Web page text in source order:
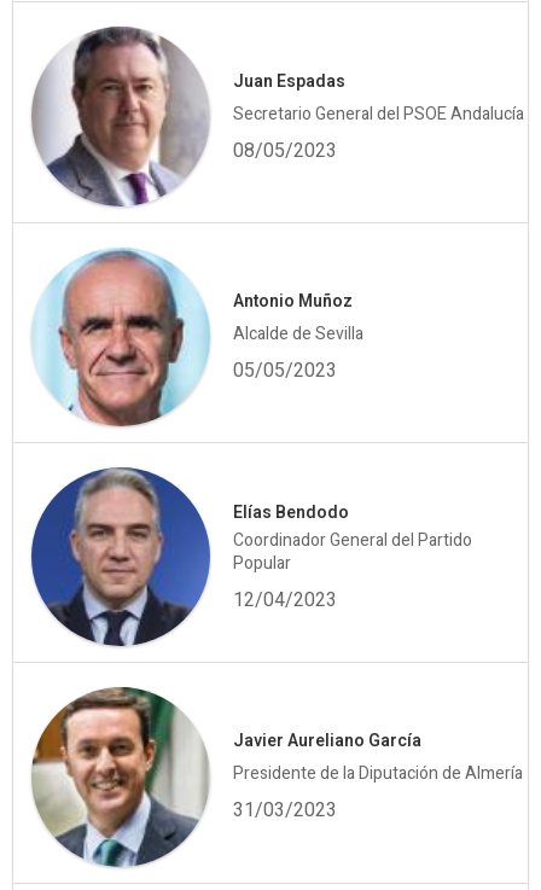
Juan Espadas
Secretario General del PSOE Andalucía
08/05/2023
Antonio Muñoz
Alcalde de Sevilla
05/05/2023
Elías Bendodo
Coordinador General del Partido
Popular
12/04/2023
Javier Aureliano García
Presidente de la Diputación de Almería
31/03/2023